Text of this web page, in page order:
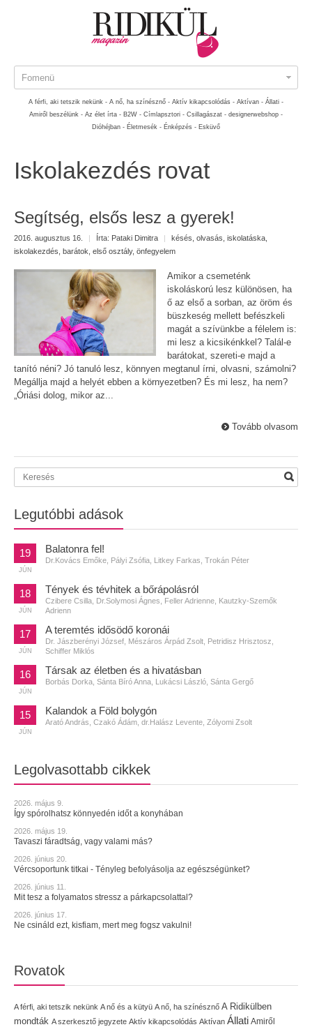
Fomenü
A férfi, aki tetszik nekünk - A nő, ha színésznő - Aktív kikapcsolódás - Aktívan - Állati -
Amiről beszélünk - Az élet írta - B2W - Címlapsztori - Csillagászat - designerwebshop -
Dióhéjban - Életmesék - Énképzés - Esküvő
Iskolakezdés rovat
Segítség, elsős lesz a gyerek!
2016. augusztus 16. | Írta: Pataki Dimitra | késés olvasás iskolatáska
iskolakezdés barátok első osztály, önfegyelem
Amikor a csemeténk
iskoláskorú lesz különösen, ha
ő az első a sorban, az öröm és
büszkeség mellett befészkeli
magát a szívünkbe a félelem is:
mi lesz a kicsikénkkel? Talál-e
barátokat, szereti-e majd a
tanító néni? Jó tanuló lesz, könnyen megtanul írni, olvasni, számolni?
Megállja majd a helyét ebben a környezetben? És mi lesz, ha nem?
„Óriási dolog, mikor az...
Tovább olvasom
Legutóbbi adások
19
JÚN
Balatonra fel!
Dr.Kovács Emőke, Pályi Zsófia, Litkey Farkas, Trokán Péter
18
JÚN
Tények és tévhitek a bőrápolásról
Czibere Csilla, Dr.Solymosi Ágnes, Feller Adrienne, Kautzky-Szemők
Adrienn
17
JÚN
A teremtés idősödő koronái
Dr. Jászberényi József, Mészáros Árpád Zsolt, Petridisz Hrisztosz,
Schiffer Miklós
16
JÚN
Társak az életben és a hivatásban
Borbás Dorka, Sánta Bíró Anna, Lukácsi László, Sánta Gergő
15
JÚN
Kalandok a Föld bolygón
Arató András, Czakó Ádám, dr.Halász Levente, Zólyomi Zsolt
Legolvasottabb cikkek
2026. május 9.
Így spórolhatsz könnyedén időt a konyhában
2026. május 19.
Tavaszi fáradtság, vagy valami más?
2026. június 20.
Vércsoportunk titkai - Tényleg befolyásolja az egészségünket?
2026. június 11.
Mit tesz a folyamatos stressz a párkapcsolattal?
2026. június 17.
Ne csináld ezt, kisfiam, mert meg fogsz vakulni!
Rovatok
A férfi, aki tetszik nekünk A nő és a kütyü A nő, ha színésznő A Ridikülben
mondták A szerkesztő jegyzete Aktív kikapcsolódás Aktívan Állati Amiről